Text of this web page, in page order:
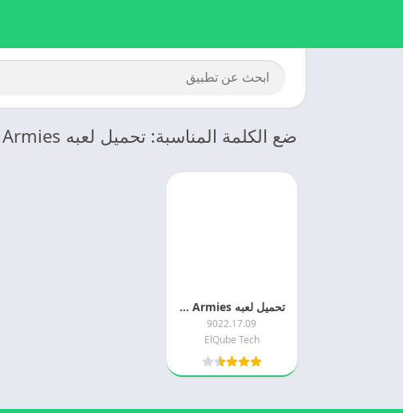
ضع الكلمة المناسبة: تحميل لعبه Clone Armies مهكره اخر اصدار
تحميل لعبه Clone Armies جيوش استنساخ
9022.17.09
ElQube Tech